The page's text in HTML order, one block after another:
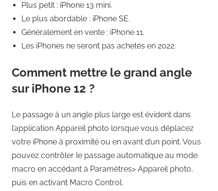
Plus petit : iPhone 13 mini.
Le plus abordable : iPhone SE.
Généralement en vente : iPhone 11.
Les iPhones ne seront pas achetés en 2022.
Comment mettre le grand angle
sur iPhone 12 ?
Le passage à un angle plus large est évident dans
l’application Appareil photo lorsque vous déplacez
votre iPhone à proximité ou en avant d’un point. Vous
pouvez contrôler le passage automatique au mode
macro en accédant à Paramètres> Appareil photo,
puis en activant Macro Control.